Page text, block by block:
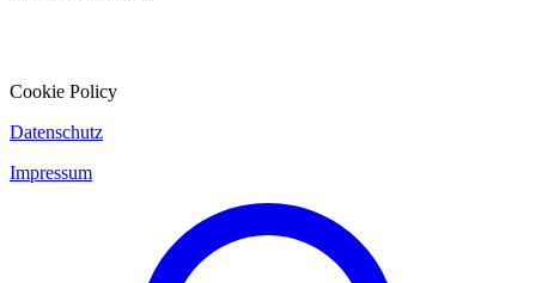
Cookie Policy
Datenschutz
Impressum